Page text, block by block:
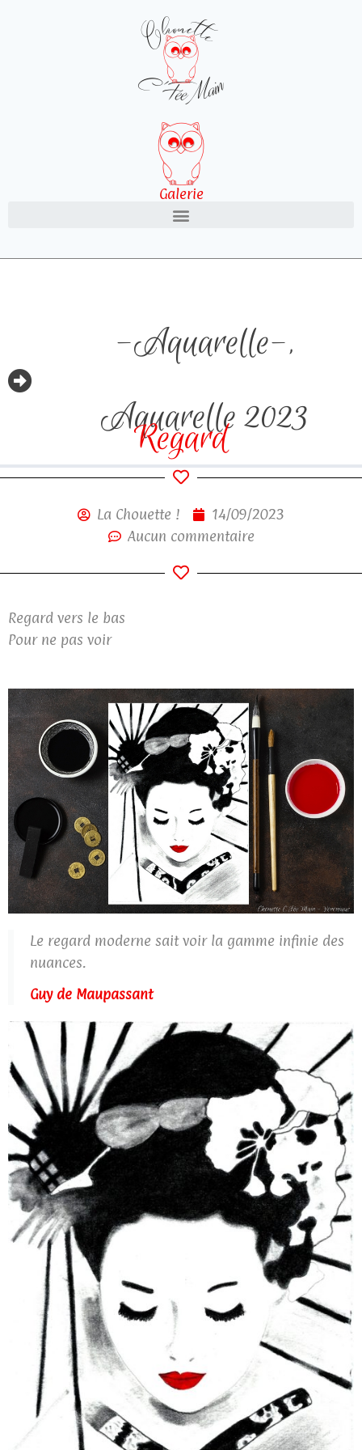
Galerie
-Aquarelle-,
Aquarelle 2023
Regard
La Chouette !
14/09/2023
Aucun commentaire
Regard vers le bas
Pour ne pas voir
Le regard moderne sait voir la gamme infinie des
nuances.
Guy de Maupassant